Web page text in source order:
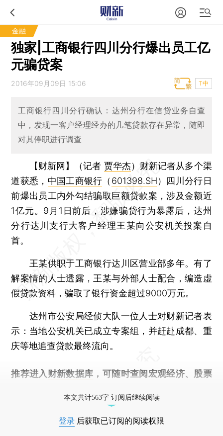
金融
独家|工商银行四川分行爆出员工亿
元骗贷案
2016年09月09日 15:06 T中
工商银行四川分行确认：达州分行在信贷业务自查
中，发现一客户经理经办的几笔贷款存在异常，随即
对其停职进行调查
【财新网】（记者 贾华杰） 财新记者从多个渠
道获悉， 中国工商银行 （ 601398.SH）四川分行日
前爆出员工内外勾结骗取巨额贷款案，涉及金额近
1亿元。9月1日前后，涉嫌骗贷行为暴露后，达州
分行达川支行大客户经理王某向公安机关投案自
首。
王某供职于工商银行达川区营业部多年。有了
解案情的人士透露，王某与外部人士配合，编造虚
假贷款资料，骗取了银行资金超过9000万元。
达州市公安局经侦大队一位人士对财新记者表
示：当地公安机关已成立专案组，并赶赴成都、重
庆等地追查贷款最终流向。
推荐进入 财新数据库 ，可随时查阅宏观经济、股票
本文共计563字 订阅后继续阅读
登录 后获取已订阅的阅读权限